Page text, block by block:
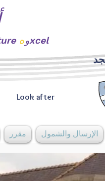
urture وه xcel
Look after
مقرر الإرسال والشمول